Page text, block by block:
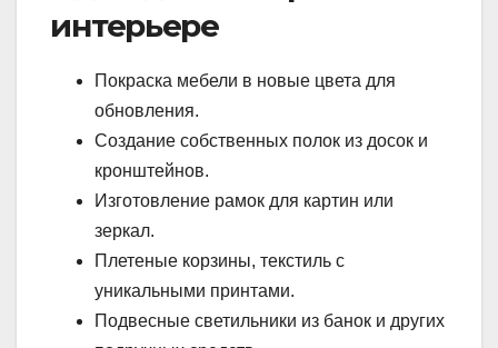
интерьере
Покраска мебели в новые цвета для
обновления.
Создание собственных полок из досок и
кронштейнов.
Изготовление рамок для картин или
зеркал.
Плетеные корзины, текстиль с
уникальными принтами.
Подвесные светильники из банок и других